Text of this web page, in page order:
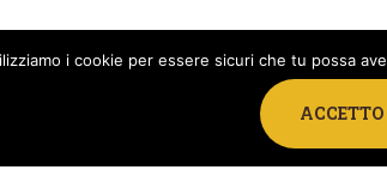
Associazione Musike -
i cookie per essere sicuri che tu possa
ACCETTO